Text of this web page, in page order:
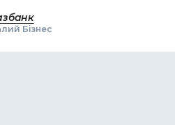
Бізнес